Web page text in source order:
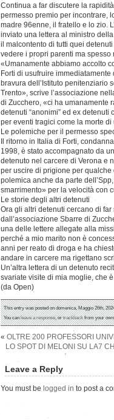
Continua a far discutere la
permesso premio per incontrare,
madre 96enne, il fratello e lo zio.
inviato una lettera al ministro
il malcontento di tutti quei
vedere i propri parenti ma
«Umanamente abbiamo accolto
Forti di usufruire
bravura dell’Istituto penitenziario
Trento», scrive l’associazione
di Zucchero, «ci ha umanamente
detenuti “anonimi” ed ex
per eventi tragici come la morte di
Le polemiche per il permesso
Il ritorno in Italia di Forti,
1998, è stato accompagnato da
detenuto nel carcere di Verona e
per uscire di prigione per
polemica anche da parte
smarrimento» per la velocità con
Le storie degli altri detenuti
Ora gli altri detenuti cercano di
dall’associazione Sbarre di
una delle lettere allegate alla
perché a mio marito non è
anni per reato di droga e ha
andare in carcere ma rigettano
Un’altra lettera di un detenuto
svariate visite di mia moglie, che
(da Open)
This entry was posted on domenica, Maggio 26th,
You canleave a response, ortrackbackfrom your
« OLTRE 200 PROFESSORI
LO SPOT DI MELONI SU LA7
Leave a Reply
You must be logged in to post a